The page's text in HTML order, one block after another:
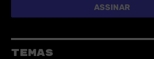
ASSINAR
TEMAS